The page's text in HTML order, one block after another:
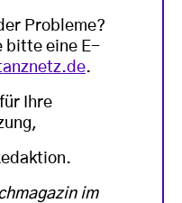
Probleme?
bitte eine E-
.
Ihre
im